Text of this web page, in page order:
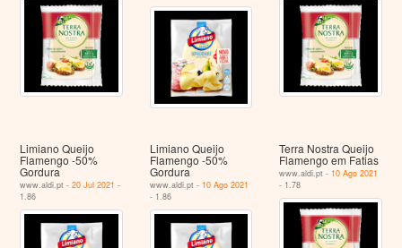
Limiano Queijo
Flamengo -50%
Gordura
www.aldi.pt -20 Jul 2021 -
1.86
Limiano Queijo
Flamengo -50%
Gordura
www.aldi.pt - 10 Ago 2021
- 1.86
Terra Nostra Queijo
Flamengo em Fatias
www.aldi.pt - 10 Ago 2021
- 1.78